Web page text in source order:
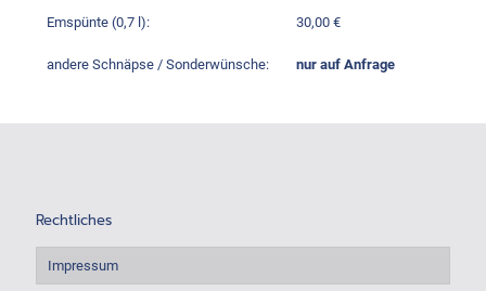
Emspünte (0,7 l): 30,00 €
andere Schnäpse / Sonderwünsche: nur auf Anfrage
Rechtliches
Impressum